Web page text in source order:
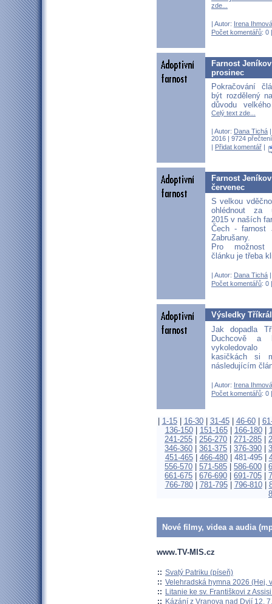
zde...
| Autor: Irena Ihmová
Počet komentářů: 0
Farnost
prosinec
Pokračování
být rozdělený
důvodu
Celý text zde...
| Autor: Dana Tichá
2016 | 9724
Přidat komentář
Farnost
červenec
S velkou
ohlédnout za
2015 v naších
Čech - farnost
Zabrušany.
Pro možnost
článku je třeba
| Autor: Dana Tichá
Počet komentářů: 0
Výsledky
Jak dopadla
Duchcově a
kasičkách si
následujícím
| Autor: Irena Ihmová
Počet komentářů: 0
1-15| 16-30| 31-45| 46-60|
136-150| 151-165| 166-180|
241-255
256-270 271-285
346-360
361-375 376-390
451-465| 466-480| 481-495|
556-570
571-585 586-600
661-675
676-690 691-705
766-780| 781-795| 796-810|
Nové filmy, videa a audia
www.TV-MIS.cz
:: Svatý Patriku (píseň)
:: Velehradská hymna 2026 (Hej,
:: Litanie ke sv. Františkovi z
:: Kázání z Vranova nad Dyjí 12.